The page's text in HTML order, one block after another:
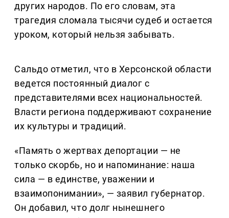
других народов. По его словам, эта
трагедия сломала тысячи судеб и остается
уроком, который нельзя забывать.
Сальдо отметил, что в Херсонской области
ведется постоянный диалог с
представителями всех национальностей.
Власти региона поддерживают сохранение
их культуры и традиций.
«Память о жертвах депортации — не
только скорбь, но и напоминание: наша
сила — в единстве, уважении и
взаимопонимании», — заявил губернатор.
Он добавил, что долг нынешнего